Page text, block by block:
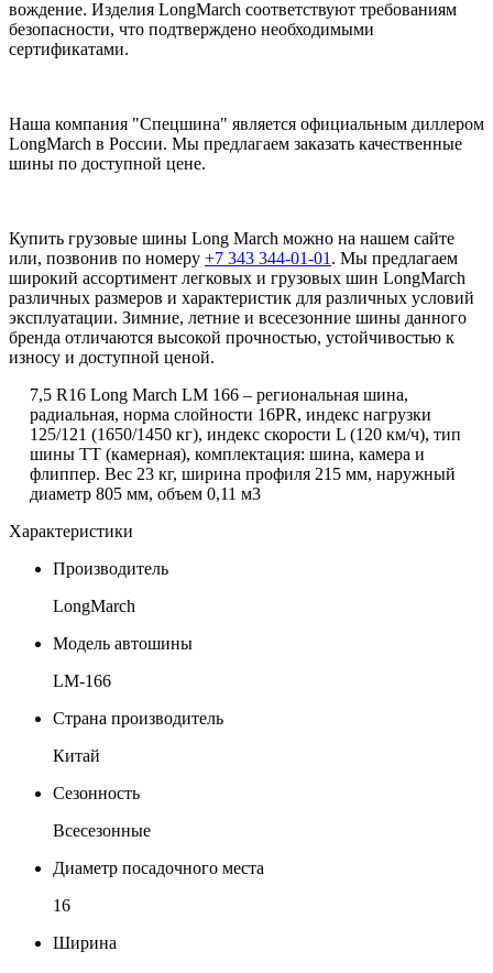
вождение. Изделия LongMarch соответствуют требованиям
безопасности, что подтверждено необходимыми
сертификатами.
Наша компания "Спецшина" является официальным диллером
LongMarch в России. Мы предлагаем заказать качественные
шины по доступной цене.
Купить грузовые шины Long March можно на нашем сайте
или, позвонив по номеру +7 343 344-01-01 . Мы предлагаем
широкий ассортимент легковых и грузовых шин LongMarch
различных размеров и характеристик для различных условий
эксплуатации. Зимние, летние и всесезонние шины данного
бренда отличаются высокой прочностью, устойчивостью к
износу и доступной ценой.
7,5 R16 Long March LM 166 – региональная шина,
радиальная, норма слойности 16PR, индекс нагрузки
125/121 (1650/1450 кг), индекс скорости L (120 км/ч), тип
шины ТТ (камерная), комплектация: шина, камера и
флиппер. Вес 23 кг, ширина профиля 215 мм, наружный
диаметр 805 мм, объем 0,11 м3
Характеристики
Производитель
LongMarch
Модель автошины
LM-166
Страна производитель
Китай
Сезонность
Всесезонные
Диаметр посадочного места
16
Ширина